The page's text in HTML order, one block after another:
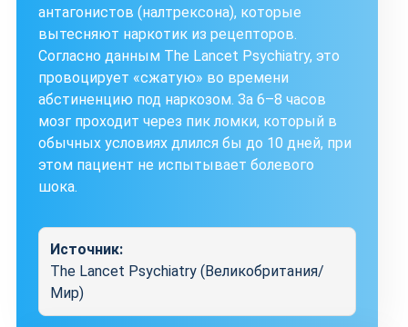
антагонистов (налтрексона), которые
вытесняют наркотик из рецепторов.
Согласно данным The Lancet Psychiatry, это
провоцирует «сжатую» во времени
абстиненцию под наркозом. За 6–8 часов
мозг проходит через пик ломки, который в
обычных условиях длился бы до 10 дней, при
этом пациент не испытывает болевого
шока.
Источник:
The Lancet Psychiatry (Великобритания/
Мир)